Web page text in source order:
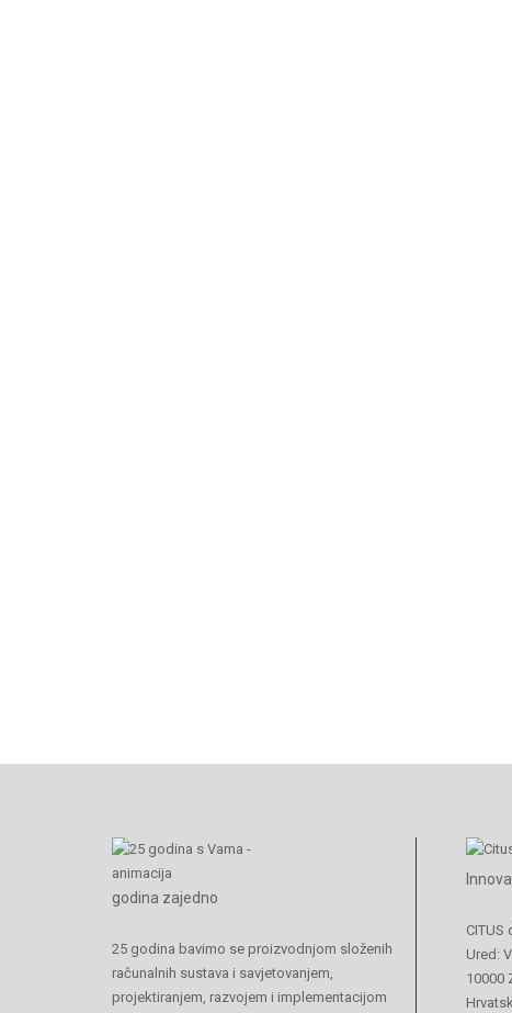
godina zajedno
25 godina bavimo se proizvodnjom složenih
računalnih sustava i savjetovanjem,
projektiranjem, razvojem i implementacijom
CITUS
Ured:
10000